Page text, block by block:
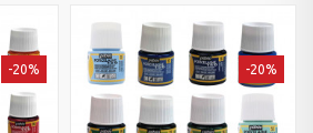
-20% -20%